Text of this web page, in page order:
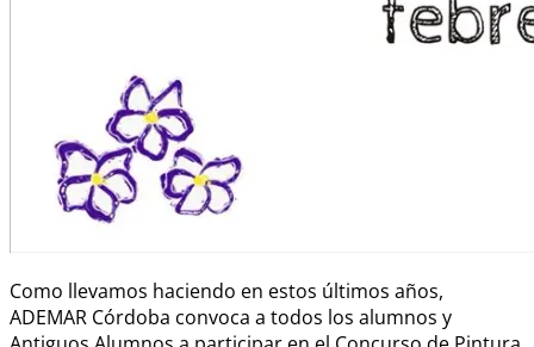
Como llevamos haciendo en estos últimos años,
ADEMAR Córdoba convoca a todos los alumnos y